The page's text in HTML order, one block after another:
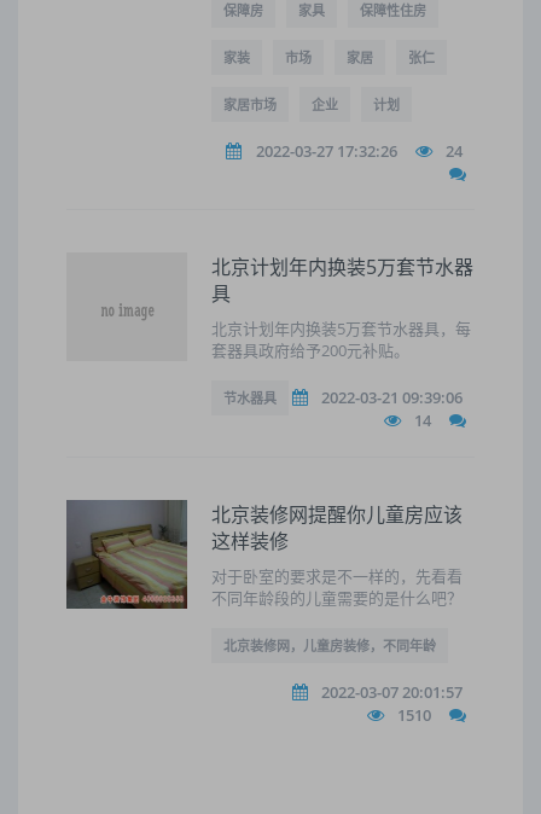
保障房 家具 保障性住房
家装 市场 家居 张仁
家居市场 企业 计划
2022-03-27 17:32:26 24
北京计划年内换装5万套节水器
具
北京计划年内换装5万套节水器具，每
套器具政府给予200元补贴。
节水器具
2022-03-21 09:39:06
14
北京装修网提醒你儿童房应该
这样装修
对于卧室的要求是不一样的，先看看
不同年龄段的儿童需要的是什么吧？
北京装修网，儿童房装修，不同年龄
2022-03-07 20:01:57
1510